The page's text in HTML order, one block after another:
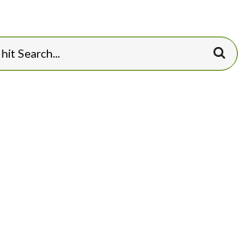
principal
DE BUSCA